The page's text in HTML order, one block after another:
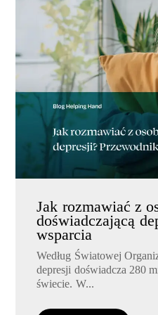
Jak rozmawiać z
doświadczającą
wsparcia
Według Światowej
depresji doświadcza 280
świecie. W...